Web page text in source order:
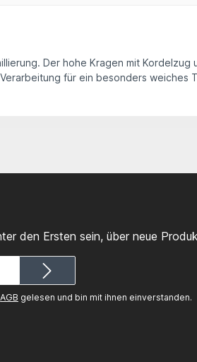
Der hohe Kragen mit Kordelzug
für ein besonders weiches
den Ersten sein, über neue
AGB gelesen und bin mit ihnen einverstanden.